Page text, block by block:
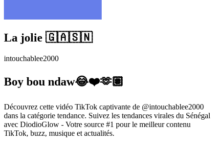
La jolie 🇬🇦🇸🇳
intouchablee2000
Boy bou ndaw😂❤️🫶🏽
Découvrez cette vidéo TikTok captivante de @intouchablee2000
dans la catégorie tendance. Suivez les tendances virales du Sénégal
avec DiodioGlow - Votre source #1 pour le meilleur contenu
TikTok, buzz, musique et actualités.